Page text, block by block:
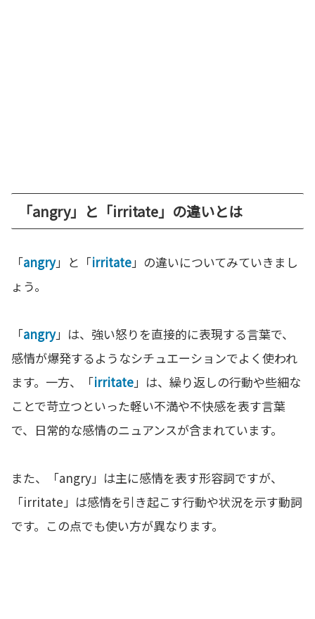
「angry」と「irritate」の違いとは
「angry」と「irritate」の違いについてみていきまし
ょう。
「angry」は、強い怒りを直接的に表現する言葉で、
感情が爆発するようなシチュエーションでよく使われ
ます。一方、「irritate」は、繰り返しの行動や些細な
ことで苛立つといった軽い不満や不快感を表す言葉
で、日常的な感情のニュアンスが含まれています。
また、「angry」は主に感情を表す形容詞ですが、
「irritate」は感情を引き起こす行動や状況を示す動詞
です。この点でも使い方が異なります。